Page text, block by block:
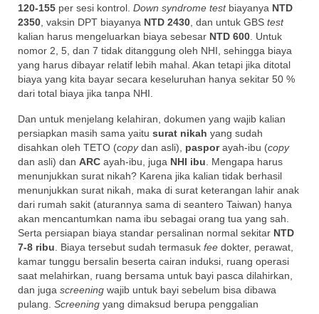
120-155 per sesi kontrol. Down syndrome testbiayanya NTD
2350 , vaksin DPT biayanya NTD 2430 , dan untuk GBS test
kalian harus mengeluarkan biaya sebesar NTD 600 . Untuk
nomor 2, 5, dan 7 tidak ditanggung oleh NHI, sehingga biaya
yang harus dibayar relatif lebih mahal. Akan tetapi jika ditotal
biaya yang kita bayar secara keseluruhan hanya sekitar 50 %
dari total biaya jika tanpa NHI.
Dan untuk menjelang kelahiran, dokumen yang wajib kalian
persiapkan masih sama yaitu surat nikah yang sudah
disahkan oleh TETO (copydan asli), pasporayah-ibu (copy
dan asli) dan ARC ayah-ibu, juga NHI ibu . Mengapa harus
menunjukkan surat nikah? Karena jika kalian tidak berhasil
menunjukkan surat nikah, maka di surat keterangan lahir anak
dari rumah sakit (aturannya sama di seantero Taiwan) hanya
akan mencantumkan nama ibu sebagai orang tua yang sah.
Serta persiapan biaya standar persalinan normal sekitar NTD
7-8 ribu . Biaya tersebut sudah termasuk fee dokter, perawat,
kamar tunggu bersalin beserta cairan induksi, ruang operasi
saat melahirkan, ruang bersama untuk bayi pasca dilahirkan,
dan juga screening wajib untuk bayi sebelum bisa dibawa
pulang. Screening yang dimaksud berupa penggalian